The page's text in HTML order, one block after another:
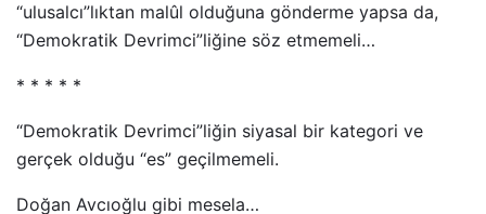
“ulusalcı”lıktan malûl olduğuna gönderme yapsa da,
“Demokratik Devrimci”liğine söz etmemeli…
* * * * *
“Demokratik Devrimci”liğin siyasal bir kategori ve
gerçek olduğu “es” geçilmemeli.
Doğan Avcıoğlu gibi mesela…